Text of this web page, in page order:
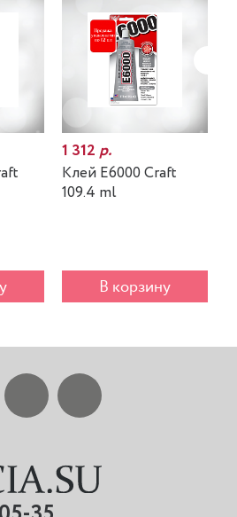
1 312р.
Клей E6000 Craft
109.4 ml
В корзину